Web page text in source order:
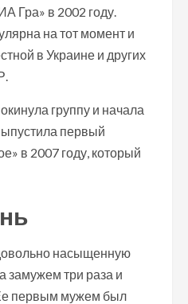
Гра» в 2002 году.
на тот момент и
в Украине и других
группу и начала
первый
в 2007 году, который
насыщенную
замужем три раза и
первым мужем был